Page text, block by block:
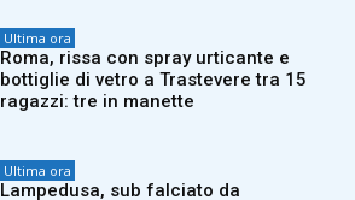
Ultima ora
Roma, rissa con spray urticante e
bottiglie di vetro a Trastevere tra 15
ragazzi: tre in manette
Ultima ora
Lampedusa, sub falciato da